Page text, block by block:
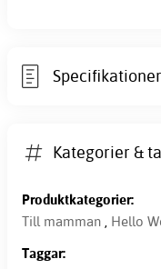
Specifikationer
Kategorier &
Produktkategorier:
Till mamman , Hello
Taggar: